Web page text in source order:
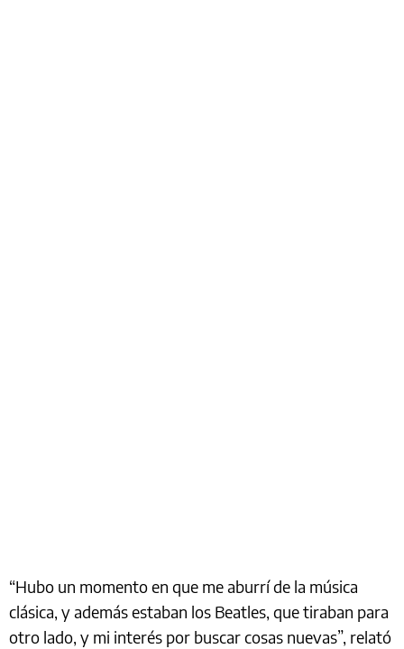
“Hubo un momento en que me aburrí de la música
clásica, y además estaban los Beatles, que tiraban para
otro lado, y mi interés por buscar cosas nuevas”, relató